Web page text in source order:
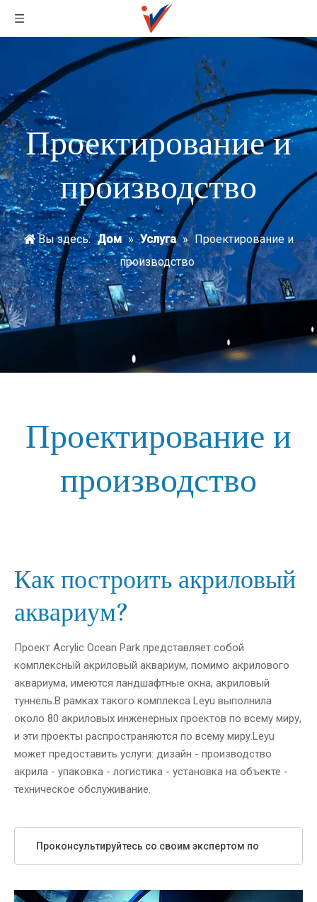
Проектирование и
производство
Вы здесь: Дом » Услуга » Проектирование и
производство
Проектирование и
производство
Как построить акриловый
аквариум?
Проект Acrylic Ocean Park представляет собой
комплексный акриловый аквариум, помимо акрилового
аквариума, имеются ландшафтные окна, акриловый
туннель.В рамках такого комплекса Leyu выполнила
около 80 акриловых инженерных проектов по всему миру,
и эти проекты распространяются по всему миру.Leyu
может предоставить услуги: дизайн - производство
акрила - упаковка - логистика - установка на объекте -
техническое обслуживание.
Проконсультируйтесь со своим экспертом по